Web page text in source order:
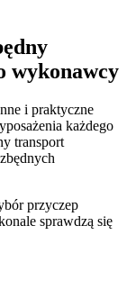
wykonawcy
i praktyczne
każdego
transport
przyczep
sprawdzą się